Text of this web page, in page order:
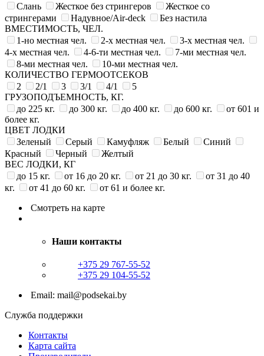
Слань
Жесткое без стрингеров
Жесткое со
стрингерами
Надувное/Air-deck
Без настила
ВМЕСТИМОСТЬ, ЧЕЛ.
1-но местная чел.
2-х местная чел.
3-х местная чел.
4-х местная чел.
4-6-ти местная чел.
7-ми местная чел.
8-ми местная чел.
10-ми местная чел.
КОЛИЧЕСТВО ГЕРМООТСЕКОВ
2
2/1 3 3/1 4/1
5
ГРУЗОПОДЪЕМНОСТЬ, КГ.
до 225 кг.
до 300 кг. до 400 кг. до 600 кг.
от 601 и
более кг.
ЦВЕТ ЛОДКИ
Зеленый
Серый Камуфляж Белый
Синий
Красный
Черный
Желтый
ВЕС ЛОДКИ, КГ
до 15 кг.
от 16 до 20 кг. от 21 до 30 кг.
от 31 до 40
кг.
от 41 до 60 кг.
от 61 и более кг.
Смотреть на карте
Наши контакты
+375 29 767-55-52
+375 29 104-55-52
Email: mail@podsekai.by
Служба поддержки
Контакты
Карта сайта